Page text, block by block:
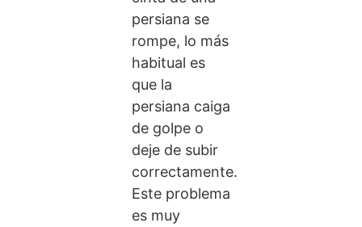
persiana se
rompe, lo más
habitual es
que la
persiana caiga
de golpe o
deje de subir
correctamente.
Este problema
es muy